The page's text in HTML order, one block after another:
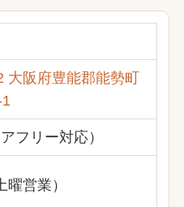
大阪府豊能郡能勢町
フリー対応）
営業）